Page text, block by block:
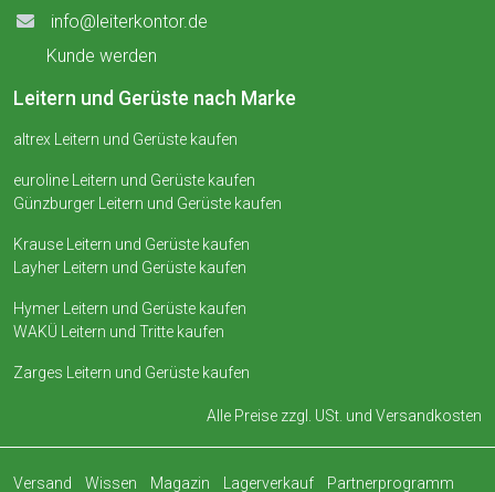
info@leiterkontor.de
Kunde werden
Leitern und Gerüste nach Marke
altrex Leitern und Gerüste kaufen
euroline Leitern und Gerüste kaufen
Günzburger Leitern und Gerüste kaufen
Krause Leitern und Gerüste kaufen
Layher Leitern und Gerüste kaufen
Hymer Leitern und Gerüste kaufen
WAKÜ Leitern und Tritte kaufen
Zarges Leitern und Gerüste kaufen
Alle Preise zzgl. USt. und Versandkosten
Versand Wissen Magazin Lagerverkauf Partnerprogramm